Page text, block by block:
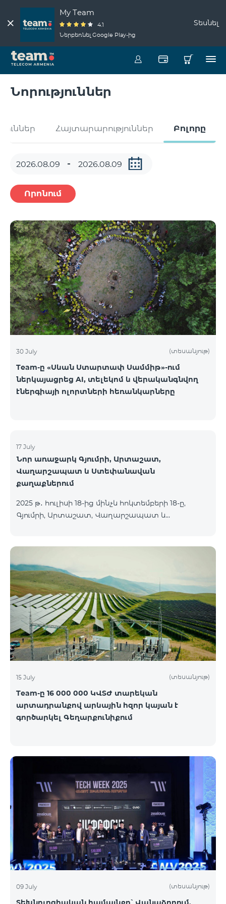
My Team
4.1
Ներբեռնել Google Play-ից
Տեսնել
Նորություններ
Հայտարարություններ Բոլորը
Որոնում
30 July (տեսանյութ)
Team-ը «Սևան Ստարտափ Սամմիթ»-ում
ներկայացրեց AI, տելեկոմ և վերականգնվող
էներգիայի ոլորտների հեռանկարները
17 July
Նոր առաջարկ Գյումրի, Արտաշատ,
Վաղարշապատ և Ստեփանավան
քաղաքներում
2025 թ․ հուլիսի 18-ից մինչև հոկտեմբերի 18-ը,
Գյումրի, Արտաշատ, Վաղարշապատ և
զեղչով առաջին 6 ամիսների համար, 12 ամիս
բաժանորդագրության դեպքում․ Անվանում
Հիմնական արժեք Զեղչված արժեք 1-6 ամիսների
համար ԿՈՍՄՈ 2 6900 Մարզային 6900 3450
ԿՈՍՄՈ 3 7400 Մարզային 7400 3700 ԿՈՍՄՈ 4 9900
Մարզային 9900 4950
15 July (տեսանյութ)
Team-ը 16 000 000 ԿՎՏԺ տարեկան
արտադրանքով արևային հզոր կայան է
գործարկել Գեղարքունիքում
09 July (տեսանյութ)